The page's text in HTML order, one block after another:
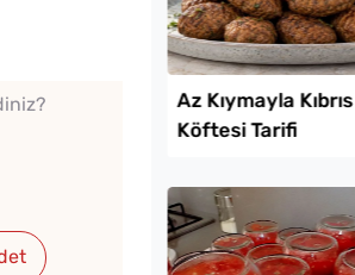
Soğuk Baklava